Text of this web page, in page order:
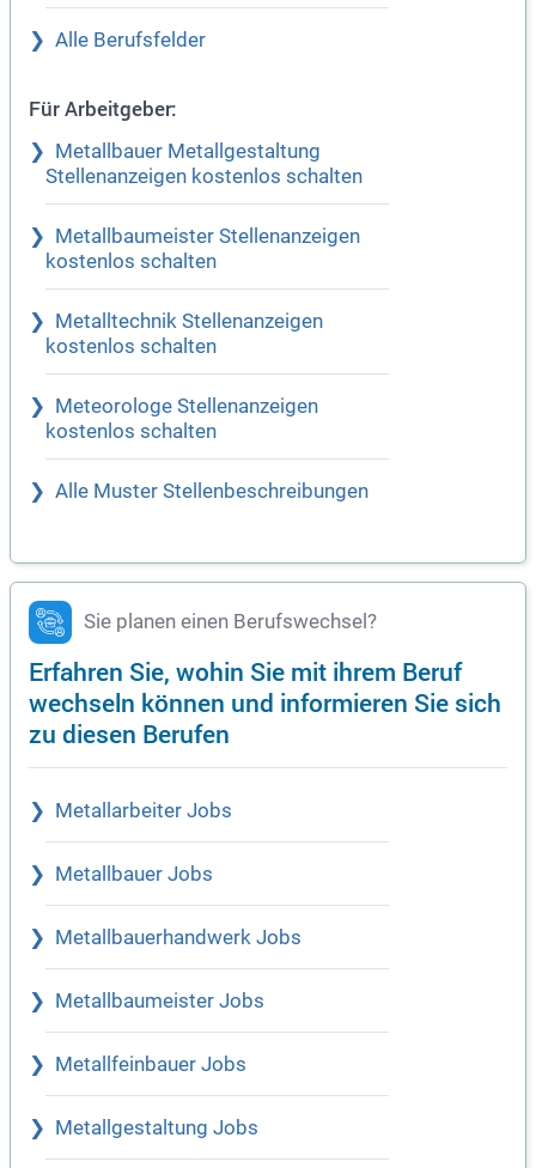
Alle Berufsfelder
Für Arbeitgeber:
Metallbauer Metallgestaltung
Stellenanzeigen kostenlos schalten
Metallbaumeister Stellenanzeigen
kostenlos schalten
Metalltechnik Stellenanzeigen
kostenlos schalten
Meteorologe Stellenanzeigen
kostenlos schalten
Alle Muster Stellenbeschreibungen
Sie planen einen Berufswechsel?
Erfahren Sie, wohin Sie mit ihrem Beruf
wechseln können und informieren Sie sich
zu diesen Berufen
Metallarbeiter Jobs
Metallbauer Jobs
Metallbauerhandwerk Jobs
Metallbaumeister Jobs
Metallfeinbauer Jobs
Metallgestaltung Jobs